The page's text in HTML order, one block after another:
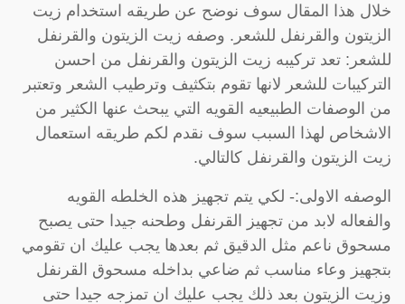
خلال هذا المقال سوف نوضح عن طريقه استخدام زيت
الزيتون والقرنفل للشعر. وصفه زيت الزيتون والقرنفل
للشعر: تعد تركيبه زيت الزيتون والقرنفل من احسن
التركيبات للشعر لانها تقوم بتكثيف وترطيب الشعر وتعتبر
من الوصفات الطبيعيه القويه التي يبحث عنها الكثير من
الاشخاص لهذا السبب سوف نقدم لكم طريقه استعمال
زيت الزيتون والقرنفل كالتالي.
الوصفه الاولى:- لكي يتم تجهيز هذه الخلطه القويه
والفعاله لابد من تجهيز القرنفل وطحنه جيدا حتى يصبح
مسحوق ناعم مثل الدقيق ثم بعدها يجب عليك ان تقومي
بتجهيز وعاء مناسب ثم ضاعي بداخله مسحوق القرنفل
وزيت الزيتون بعد ذلك يجب عليك ان تمزجه جيدا حتى